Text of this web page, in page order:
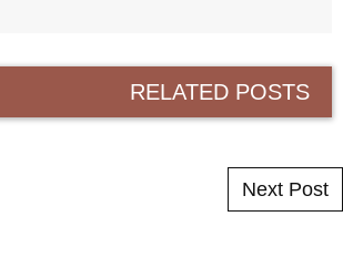
RELATED POSTS
Post navigation
Next Post